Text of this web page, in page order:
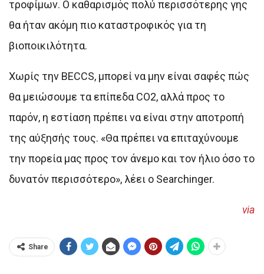
τροφίμων. Ο καθαρισμός πολύ περισσότερης γης
θα ήταν ακόμη πιο καταστροφικός για τη
βιοποικιλότητα.
Χωρίς την BECCS, μπορεί να μην είναι σαφές πώς
θα μειώσουμε τα επίπεδα CO2, αλλά προς το
παρόν, η εστίαση πρέπει να είναι στην αποτροπή
της αύξησής τους. «Θα πρέπει να επιταχύνουμε
την πορεία μας προς τον άνεμο και τον ήλιο όσο το
δυνατόν περισσότερο», λέει ο Searchinger.
via
Share